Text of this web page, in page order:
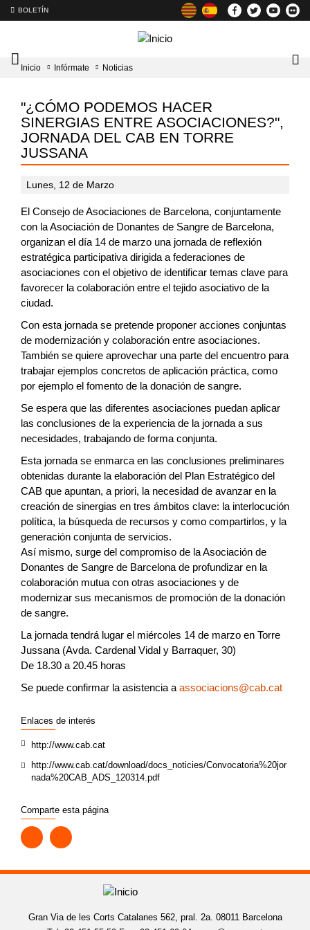
BOLETÍN
Intercambiador
del
principal
Inicio Infórmate Noticias
"¿CÓMO PODEMOS HACER
SINERGIAS ENTRE ASOCIACIONES?",
JORNADA DEL CAB EN TORRE
JUSSANA
Lunes, 12 de Marzo
El Consejo de Asociaciones de Barcelona, conjuntamente
con la Asociación de Donantes de Sangre de Barcelona,
organizan el día 14 de marzo una jornada de reflexión
estratégica participativa dirigida a federaciones de
asociaciones con el objetivo de identificar temas clave para
favorecer la colaboración entre el tejido asociativo de la
ciudad.
Con esta jornada se pretende proponer acciones conjuntas
de modernización y colaboración entre asociaciones.
También se quiere aprovechar una parte del encuentro para
trabajar ejemplos concretos de aplicación práctica, como
por ejemplo el fomento de la donación de sangre.
Se espera que las diferentes asociaciones puedan aplicar
las conclusiones de la experiencia de la jornada a sus
necesidades, trabajando de forma conjunta.
Esta jornada se enmarca en las conclusiones preliminares
obtenidas durante la elaboración del Plan Estratégico del
CAB que apuntan, a priori, la necesidad de avanzar en la
creación de sinergias en tres ámbitos clave: la interlocución
política, la búsqueda de recursos y como compartirlos, y la
generación conjunta de servicios.
Así mismo, surge del compromiso de la Asociación de
Donantes de Sangre de Barcelona de profundizar en la
colaboración mutua con otras asociaciones y de
modernizar sus mecanismos de promoción de la donación
de sangre.
La jornada tendrá lugar el miércoles 14 de marzo en Torre
Jussana (Avda. Cardenal Vidal y Barraquer, 30)
De 18.30 a 20.45 horas
Se puede confirmar la asistencia a associacions@cab.cat
Enlaces de interés
http://www.cab.cat
http://www.cab.cat/download/docs_noticies/Convocatoria%20jor
nada%20CAB_ADS_120314.pdf
Comparte esta página
Gran Via de les Corts Catalanes 562, pral. 2a. 08011 Barcelona